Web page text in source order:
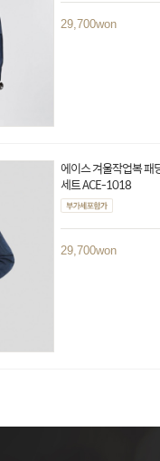
29,700won
에이스 겨울작업복 패
세트 ACE-1018
29,700won